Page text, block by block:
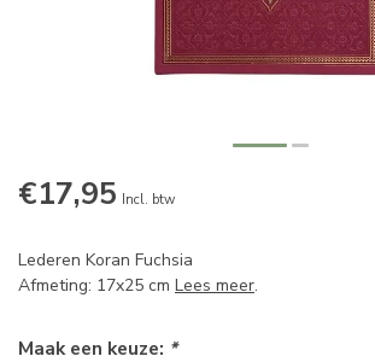
€17,95 Incl. btw
Lederen Koran Fuchsia
Afmeting: 17x25 cm Lees meer.
Maak een keuze: *